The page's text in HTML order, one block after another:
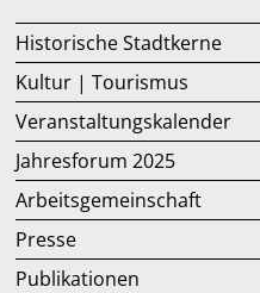
Historische Stadtkerne
Kultur | Tourismus
Veranstaltungskalender
Jahresforum 2025
Arbeitsgemeinschaft
Presse
Publikationen